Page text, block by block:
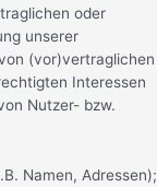
oder
unserer
(vor)vertraglichen
Interessen
Nutzer- bzw.
Namen, Adressen);